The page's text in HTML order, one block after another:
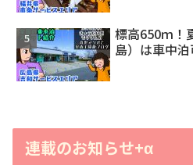
標高650ｍ
島）は車中
連載のお知らせ+α